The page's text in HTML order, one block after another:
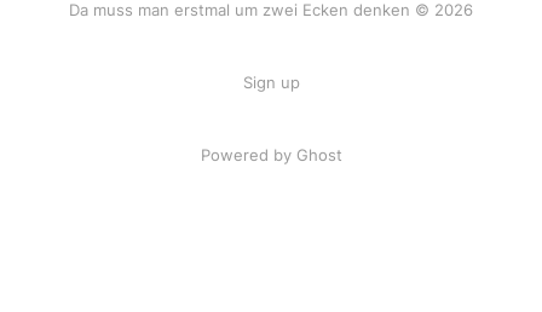
Da muss man erstmal um zwei Ecken denken © 2026
Sign up
Powered by Ghost